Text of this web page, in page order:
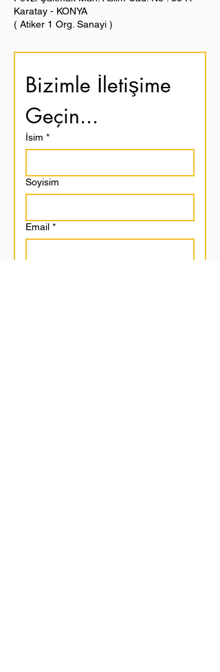
Karatay - KONYA
( Atiker 1 Org. Sanayi )
Bizimle İletişime
Geçin...
İsim *
Soyisim
Email *